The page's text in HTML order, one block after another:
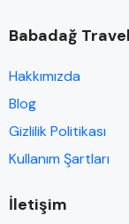
Babadağ Travel
Hakkımızda
Blog
Gizlilik Politikası
Kullanım Şartları
İletişim